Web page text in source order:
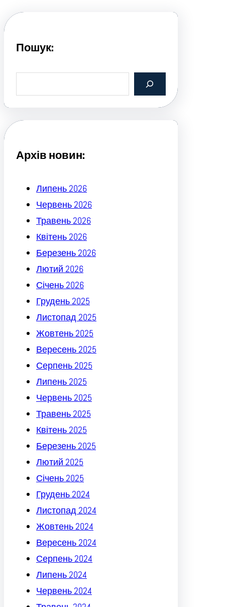
Пошук:
a
c
Архів новин:
Липень 2026
Червень 2026
Травень 2026
Квітень 2026
Березень 2026
Лютий 2026
Січень 2026
Грудень 2025
Листопад 2025
Жовтень 2025
Вересень 2025
Серпень 2025
Липень 2025
Червень 2025
Травень 2025
Квітень 2025
Березень 2025
Лютий 2025
Січень 2025
Грудень 2024
Листопад 2024
Жовтень 2024
Вересень 2024
Серпень 2024
Липень 2024
Червень 2024